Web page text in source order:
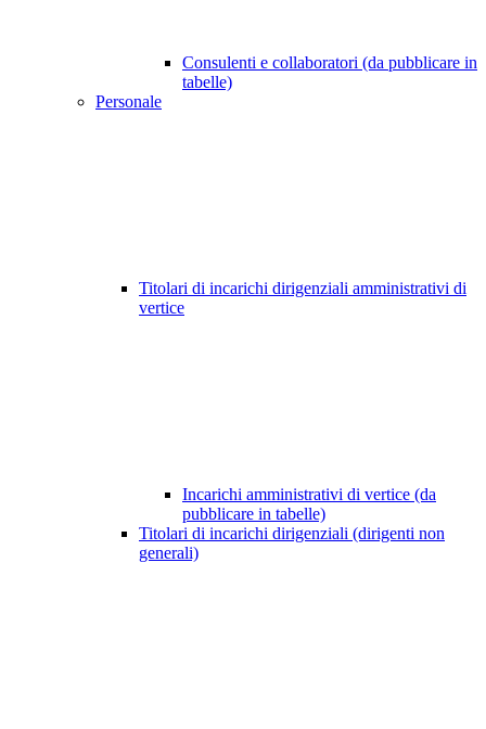
Consulenti e collaboratori (da pubblicare in
tabelle)
Personale
Titolari di incarichi dirigenziali amministrativi di
vertice
Incarichi amministrativi di vertice (da
pubblicare in tabelle)
Titolari di incarichi dirigenziali (dirigenti non
generali)